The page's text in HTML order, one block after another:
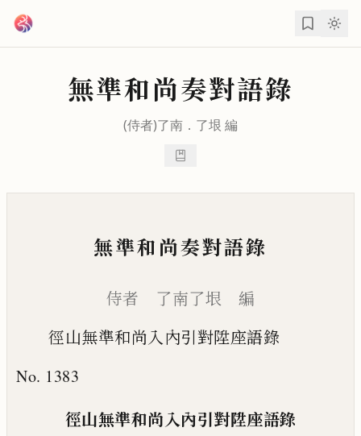
無準和尚奏對語錄
(侍者)了南 ． 了垠 編
無準和尚奏對語錄
侍者 了南了垠 編
徑山無準和尚入內引對陞座語錄
No. 1383
徑山無準和尚入內引對陞座語錄